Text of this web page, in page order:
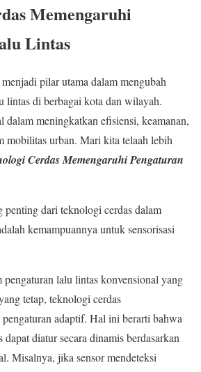
Memengaruhi
Lintas
pilar utama dalam mengubah
lintas di berbagai kota dan wilayah.
dalam meningkatkan efisiensi, keamanan,
mobilitas urban. Mari kita telaah lebih
Cerdas Memengaruhi Pengaturan
penting dari teknologi cerdas dalam
kemampuannya untuk sensorisasi
pengaturan lalu lintas konvensional yang
tetap, teknologi cerdas
adaptif. Hal ini berarti bahwa
diatur secara dinamis berdasarkan
Misalnya, jika sensor mendeteksi